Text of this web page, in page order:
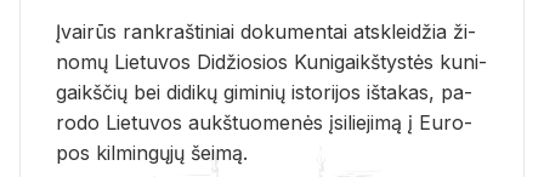
Įvai­rūs rank­raš­ti­niai do­ku­men­tai at­sklei­džia ži­
no­mų Lie­tu­vos Di­džio­sios Ku­ni­gaikš­tys­tės ku­ni­
gaikš­čių bei di­di­kų gi­mi­nių is­to­ri­jos iš­ta­kas, pa­
ro­do Lie­tu­vos aukš­tuo­me­nės įsi­lie­ji­mą į Eu­ro­
pos kil­min­gų­jų šei­mą.